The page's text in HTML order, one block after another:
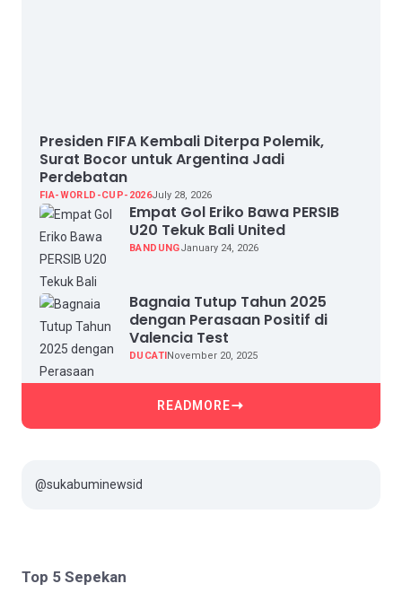
Presiden FIFA Kembali Diterpa Polemik,
Surat Bocor untuk Argentina Jadi
Perdebatan
FIA-WORLD-CUP-2026July 28, 2026
Empat Gol Eriko Bawa PERSIB
U20 Tekuk Bali United
BANDUNGJanuary 24, 2026
Bagnaia Tutup Tahun 2025
dengan Perasaan Positif di
Valencia Test
DUCATI November 20, 2025
READMORE
@sukabuminewsid
Top 5 Sepekan